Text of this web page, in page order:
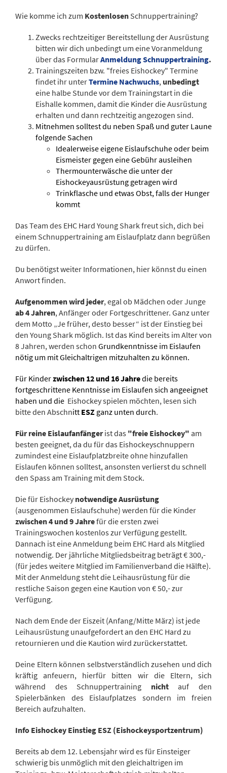
Wie komme ich zum Kostenlosen Schnuppertraining?
Zwecks rechtzeitiger Bereitstellung der Ausrüstung
bitten wir dich unbedingt um eine Voranmeldung
über das FormularAnmeldung Schnuppertraining.
Trainingszeiten bzw. "freies Eishockey" Termine
findet ihr unterTermine Nachwuchs, unbedingt
eine halbe Stunde vor dem Trainingstart in die
Eishalle kommen, damit die Kinder die Ausrüstung
erhalten und dann rechtzeitig angezogen sind.
Mitnehmen solltest du neben Spaß und guter Laune
folgende Sachen
Idealerweise eigene Eislaufschuhe oder beim
Eismeister gegen eine Gebühr ausleihen
Thermounterwäsche die unter der
Eishockeyausrüstung getragen wird
Trinkflasche und etwas Obst, falls der Hunger
kommt
Das Team des EHC Hard Young Shark freut sich, dich bei
einem Schnuppertraining am Eislaufplatz dann begrüßen
zu dürfen.
Du benötigst weiter Informationen, hier könnst du einen
Anwort finden.
Aufgenommen wird jeder, egal ob Mädchen oder Junge
ab 4 Jahren, Anfänger oder Fortgeschrittener. Ganz unter
dem Motto „Je früher, desto besser“ ist der Einstieg bei
den Young Shark möglich. Ist das Kind bereits im Alter von
8 Jahren, werden schon Grundkenntnisse im Eislaufen
nötig um mit Gleichaltrigen mitzuhalten zu können.
Für Kinderzwischen 12 und 16 Jahredie bereits
fortgeschrittene Kenntnisse im Eislaufen sich angeeignet
haben und die Eishockey spielen möchten, lesen sich
bitte den Abschnitt ESZ ganz unten durch.
Für reine Eislaufanfängerist das "freie Eishockey" am
besten geeignet, da du für das Eishockeyschnuppern
zumindest eine Eislaufplatzbreite ohne hinzufallen
Eislaufen können solltest, ansonsten verlierst du schnell
den Spass am Training mit dem Stock.
Die für Eishockey notwendige Ausrüstung
(ausgenommen Eislaufschuhe) werden für die Kinder
zwischen 4 und 9 Jahrefür die ersten zwei
Trainingswochen kostenlos zur Verfügung gestellt.
Dannach ist eine Anmeldung beim EHC Hard als Mitglied
notwendig. Der jährliche Mitgliedsbeitrag beträgt € 300,-
(für jedes weitere Mitglied im Familienverband die Hälfte).
Mit der Anmeldung steht die Leihausrüstung für die
restliche Saison gegen eine Kaution von € 50,- zur
Verfügung.
Nach dem Ende der Eiszeit (Anfang/Mitte März) ist jede
Leihausrüstung unaufgefordert an den EHC Hard zu
retournieren und die Kaution wird zurückerstattet.
Deine Eltern können selbstverständlich zusehen und dich
kräftig anfeuern, hierfür bitten wir die Eltern, sich
während des Schnuppertraining nichtauf den
Spielerbänken des Eislaufplatzes sondern im freien
Bereich aufzuhalten.
Info Eishockey Einstieg ESZ (Eishockeysportzentrum)
Bereits ab dem 12. Lebensjahr wird es für Einsteiger
schwierig bis unmöglich mit den gleichaltrigen im